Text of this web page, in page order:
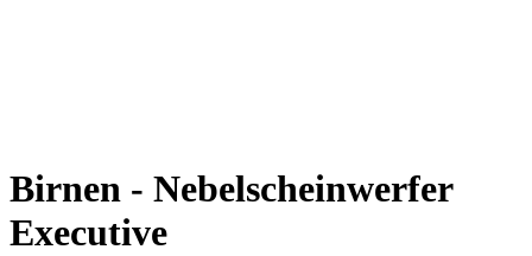
Birnen - Nebelscheinwerfer
Executive